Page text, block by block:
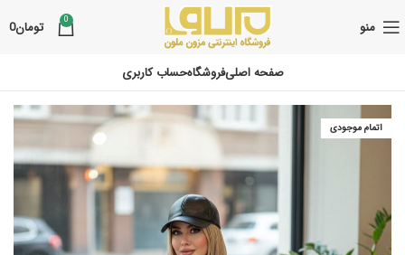
منو 0 تومان0
صفحه اصلیفروشگاهحساب کاربری
اتمام موجودی